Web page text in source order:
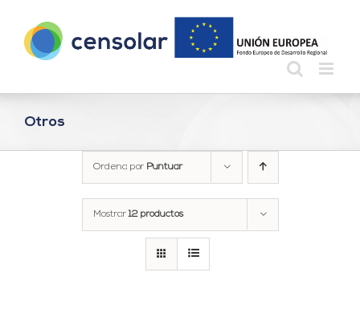
contenido
Otros
Ordena por Puntuar
Mostrar12 productos